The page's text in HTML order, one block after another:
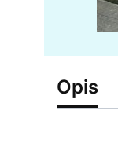
Opis